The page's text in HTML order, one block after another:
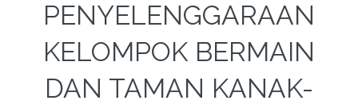
PENYELENGGARAAN
KELOMPOK BERMAIN
DAN TAMAN KANAK-